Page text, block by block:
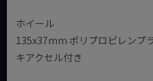
ホイール
135x37mm ポリプロピレンプ
キアクセル付き